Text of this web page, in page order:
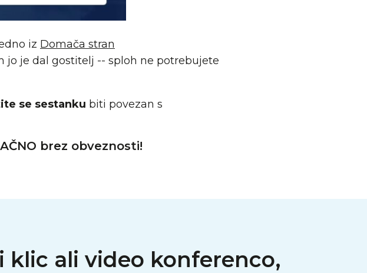
iz Domača stran
jo je dal gostitelj -- sploh ne potrebujete
se sestanku biti povezan s
brez obveznosti!
ali video konferenco,